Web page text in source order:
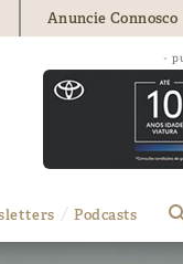
Anuncie Connosco
-
Podcasts